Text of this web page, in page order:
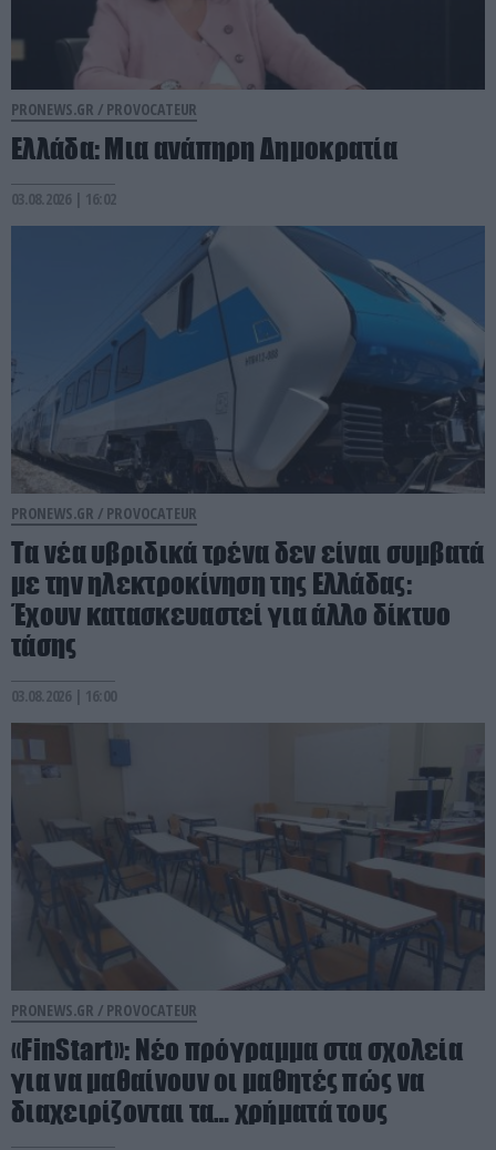
PRONEWS.GR / PROVOCATEUR
Ελλάδα: Μια ανάπηρη Δημοκρατία
03.08.2026 | 16:02
PRONEWS.GR / PROVOCATEUR
Τα νέα υβριδικά τρένα δεν είναι συμβατά
με την ηλεκτροκίνηση της Ελλάδας:
Έχουν κατασκευαστεί για άλλο δίκτυο
τάσης
03.08.2026 | 16:00
PRONEWS.GR / PROVOCATEUR
«FinStart»: Νέο πρόγραμμα στα σχολεία
για να μαθαίνουν οι μαθητές πώς να
διαχειρίζονται τα… χρήματά τους